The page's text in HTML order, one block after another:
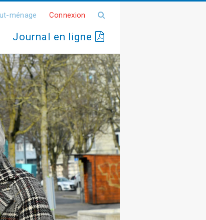
ménage Connexion
Journal en ligne